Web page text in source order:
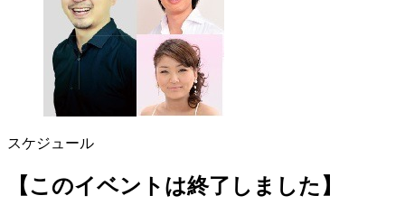
スケジュール
【このイベントは終了しました】